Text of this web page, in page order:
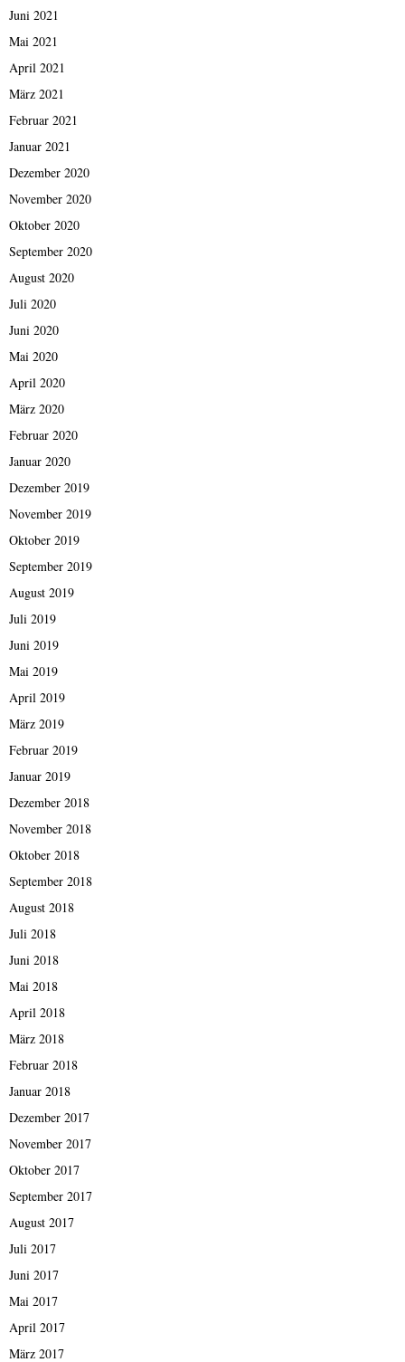
Juni 2021
Mai 2021
April 2021
März 2021
Februar 2021
Januar 2021
Dezember 2020
November 2020
Oktober 2020
September 2020
August 2020
Juli 2020
Juni 2020
Mai 2020
April 2020
März 2020
Februar 2020
Januar 2020
Dezember 2019
November 2019
Oktober 2019
September 2019
August 2019
Juli 2019
Juni 2019
Mai 2019
April 2019
März 2019
Februar 2019
Januar 2019
Dezember 2018
November 2018
Oktober 2018
September 2018
August 2018
Juli 2018
Juni 2018
Mai 2018
April 2018
März 2018
Februar 2018
Januar 2018
Dezember 2017
November 2017
Oktober 2017
September 2017
August 2017
Juli 2017
Juni 2017
Mai 2017
April 2017
März 2017